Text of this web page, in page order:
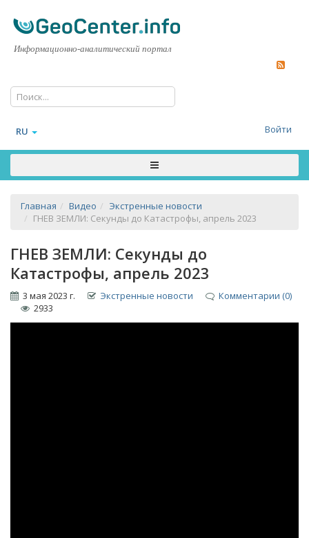
Информационно-аналитический портал
RU Войти
Главная Видео
Экстренные новости
ГНЕВ ЗЕМЛИ: Секунды до Катастрофы, апрель 2023
ГНЕВ ЗЕМЛИ: Секунды до
Катастрофы, апрель 2023
3 мая 2023 г. Экстренные новости
Комментарии (0)
2933